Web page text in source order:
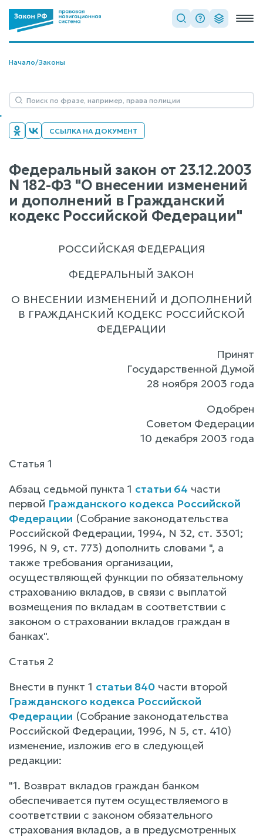
Начало/Законы
ССЫЛКА НА ДОКУМЕНТ
Федеральный закон от 23.12.2003
N 182-ФЗ "О внесении изменений
и дополнений в Гражданский
кодекс Российской Федерации"
РОССИЙСКАЯ ФЕДЕРАЦИЯ
ФЕДЕРАЛЬНЫЙ ЗАКОН
О ВНЕСЕНИИ ИЗМЕНЕНИЙ И ДОПОЛНЕНИЙ
В ГРАЖДАНСКИЙ КОДЕКС РОССИЙСКОЙ
ФЕДЕРАЦИИ
Принят
Государственной Думой
28 ноября 2003 года
Одобрен
Советом Федерации
10 декабря 2003 года
Статья 1
Абзац седьмой пункта 1 статьи 64 части
первой Гражданского кодекса Российской
Федерации (Собрание законодательства
Российской Федерации, 1994, N 32, ст. 3301;
1996, N 9, ст. 773) дополнить словами ", а
также требования организации,
осуществляющей функции по обязательному
страхованию вкладов, в связи с выплатой
возмещения по вкладам в соответствии с
законом о страховании вкладов граждан в
банках".
Статья 2
Внести в пункт 1 статьи 840 части второй
Гражданского кодекса Российской
Федерации (Собрание законодательства
Российской Федерации, 1996, N 5, ст. 410)
изменение, изложив его в следующей
редакции:
"1. Возврат вкладов граждан банком
обеспечивается путем осуществляемого в
соответствии с законом обязательного
страхования вкладов, а в предусмотренных